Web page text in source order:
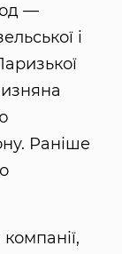
—
і
Раніше